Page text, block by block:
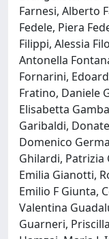
Farnesi, Alberto
Fedele, Piera
Filippi, Alessia
Antonella
Fornarini,
Fratino, Daniele
Elisabetta
Garibaldi,
Domenico
Ghilardi, Patrizia
Emilia Gianotti,
Emilio F Giunta,
Valentina
Guarneri,